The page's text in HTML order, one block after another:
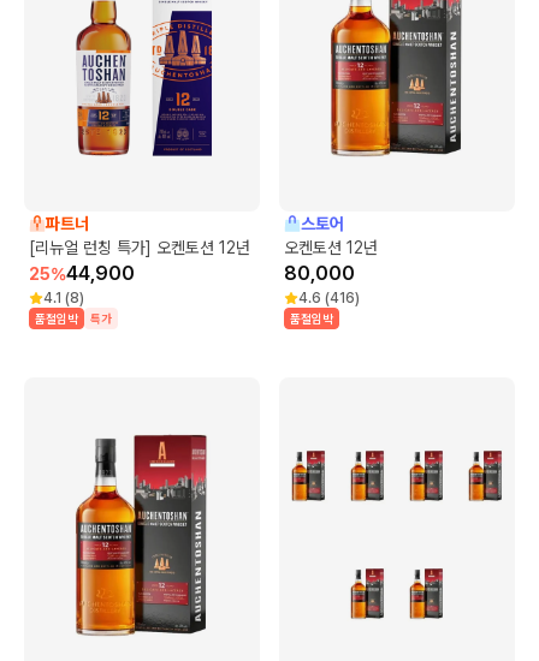
파트너
[리뉴얼 런칭 특가] 오켄토션 12년
25%44,900
4.1 (8)
품절임박 특가
스토어
오켄토션 12년
80,000
4.6 (416)
품절임박